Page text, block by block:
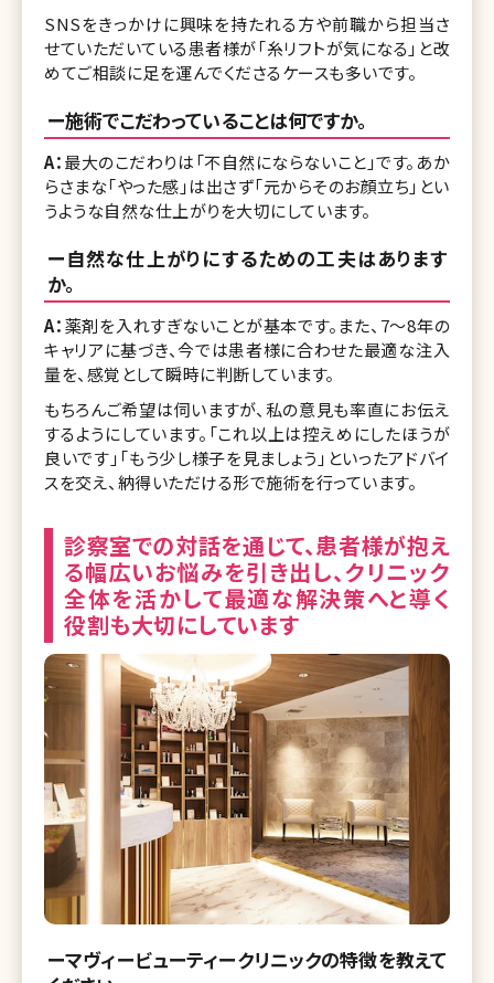
SNSをきっかけに興味を持たれる方や前職から担当さ
せていただいている患者様が「糸リフトが気になる」と改
めてご相談に足を運んでくださるケースも多いです。
ー施術でこだわっていることは何ですか。
A：最大のこだわりは「不自然にならないこと」です。あか
らさまな「やった感」は出さず「元からそのお顔立ち」とい
うような自然な仕上がりを大切にしています。
ー自然な仕上がりにするための工夫はあります
か。
A：薬剤を入れすぎないことが基本です。また、7〜8年の
キャリアに基づき、今では患者様に合わせた最適な注入
量を、感覚として瞬時に判断しています。
もちろんご希望は伺いますが、私の意見も率直にお伝え
するようにしています。「これ以上は控えめにしたほうが
良いです」「もう少し様子を見ましょう」といったアドバイ
スを交え、納得いただける形で施術を行っています。
診察室での対話を通じて、患者様が抱え
る幅広いお悩みを引き出し、クリニック
全体を活かして最適な解決策へと導く
役割も大切にしています
ーマヴィービューティークリニックの特徴を教えて